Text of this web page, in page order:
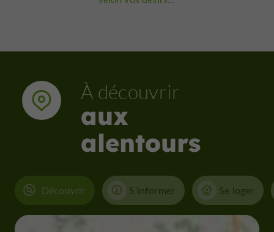
À découvrir
aux
alentours
Découvrir S'informer Se loger